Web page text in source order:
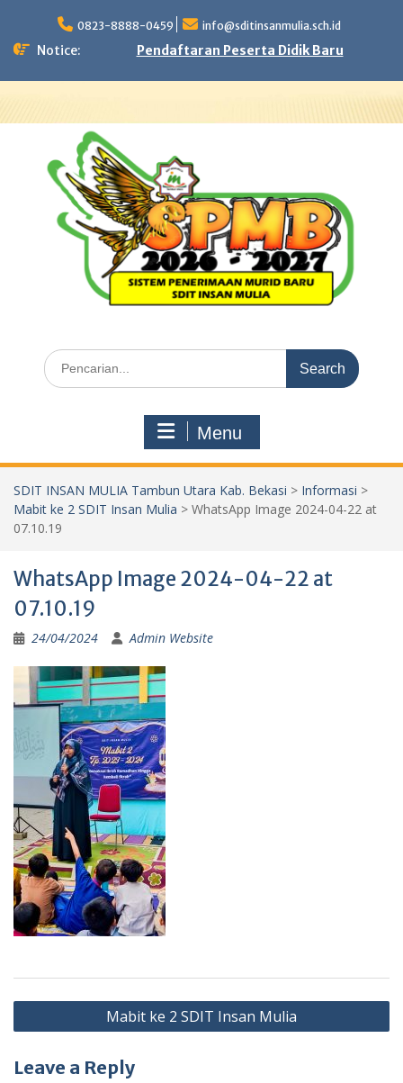
content
0823-8888-0459 info@sditinsanmulia.sch.id
Notice: Pendaftaran Peserta Didik Baru
Search
for:
Menu
SDIT INSAN MULIA Tambun Utara Kab. Bekasi > Informasi >
Mabit ke 2 SDIT Insan Mulia > WhatsApp Image 2024-04-22 at
07.10.19
WhatsApp Image 2024-04-22 at
07.10.19
24/04/2024 Admin Website
Post
navigation
Mabit ke 2 SDIT Insan Mulia
Leave a Reply